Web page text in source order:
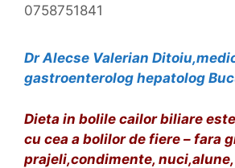
0758751841
Dr Alecse Valerian
gastroenterolog hepatolog
Dieta in bolile cailor biliare
cu cea a bolilor de fiere – fara
prajeli,condimente,